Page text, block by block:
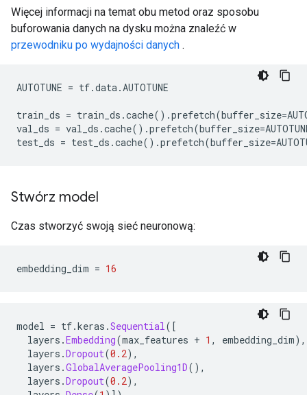
Więcej informacji na temat obu metod oraz sposobu
buforowania danych na dysku można znaleźć w
przewodniku po wydajności danych .
AUTOTUNE = tf.data.AUTOTUNE
train_ds = train_ds .cache().prefetch(buffer_size=
val_ds = val_ds .cache().prefetch(buffer_size=
test_ds = test_ds .cache().prefetch(buffer_size=
Stwórz model
Czas stworzyć swoją sieć neuronową:
embedding_dim = 16
model = tf.keras .Sequential([
layers .Embedding(max_features + 1 , embedding_dim),
layers .Dropout(0.2),
layers .GlobalAveragePooling1D(),
layers .Dropout(0.2),